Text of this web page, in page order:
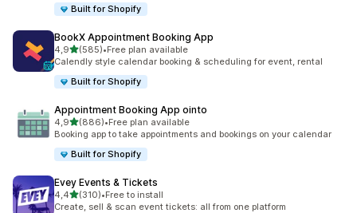
Built for Shopify
BookX Appointment Booking App
4,9/ 5 tähteä
(585)
585 arvostelua yhteensä
•Free plan available
Calendly style calendar booking & scheduling for event, rental
Built for Shopify
Appointment Booking App ointo
4,9/ 5 tähteä
(886)
886 arvostelua yhteensä
•Free plan available
Booking app to take appointments and bookings on your calendar
Built for Shopify
Evey Events & Tickets
4,4/ 5 tähteä
(310)
310 arvostelua yhteensä
•Free to install
Create, sell & scan event tickets: all from one platform